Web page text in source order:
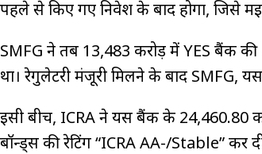
पहले से किए गए निवेश के बाद होगा, जिसे मई
SMFG ने तब ₹13,483 करोड़ में YES बैंक
था। रेगुलेटरी मंजूरी मिलने के बाद SMFG,
इसी बीच, ICRA ने यस बैंक के ₹24,460.80
बॉन्ड्स की रेटिंग “ICRA AA-/Stable”